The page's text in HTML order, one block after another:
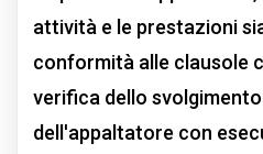
attività e le prestazioni
conformità alle clausole
verifica dello
dell'appaltatore con